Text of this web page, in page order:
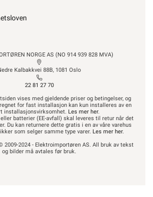
NORGE AS (NO 914 939 828 MVA)
Kalbakkvei 88B, 1081 Oslo
22 81 27 70
vises med gjeldende priser og betingelser, og
for fast installasjon kan kun installeres av en
installasjonsvirksomhet. Les mer her.
batterier (EE-avfall) skal leveres til retur når det
Du kan returnere dette gratis i en av våre varehus
som selger samme type varer. Les mer her.
2009-2024 - Elektroimportøren AS. All bruk av tekst
og bilder må avtales før bruk.